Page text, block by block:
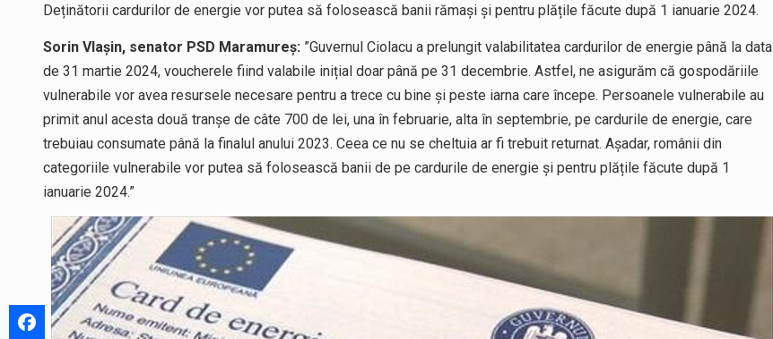
Deținătorii cardurilor de energie vor putea să folosească banii rămași și pentru plățile făcute după 1 ianuarie 2024.
Sorin Vlașin, senator PSD Maramureș: ”Guvernul Ciolacu a prelungit valabilitatea cardurilor de energie până la data
de 31 martie 2024, voucherele fiind valabile inițial doar până pe 31 decembrie. Astfel, ne asigurăm că gospodăriile
vulnerabile vor avea resursele necesare pentru a trece cu bine și peste iarna care începe. Persoanele vulnerabile au
primit anul acesta două tranșe de câte 700 de lei, una în februarie, alta în septembrie, pe cardurile de energie, care
trebuiau consumate până la finalul anului 2023. Ceea ce nu se cheltuia ar fi trebuit returnat. Așadar, românii din
categoriile vulnerabile vor putea să folosească banii de pe cardurile de energie și pentru plățile făcute după 1
ianuarie 2024.”